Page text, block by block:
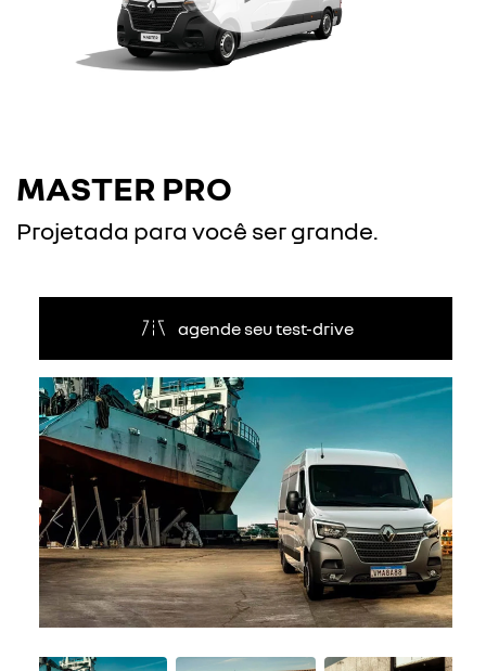
MASTER PRO
Projetada para você ser grande.
agende seu test-drive
Anterior